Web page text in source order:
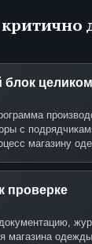
целиком
с
магазину
проверке
магазина